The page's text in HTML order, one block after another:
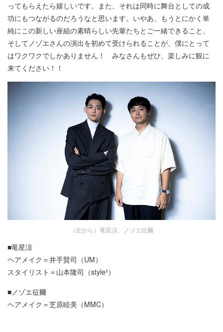
ってもらえたら嬉しいです。また、それは同時に舞台としての成
功にもつながるのだろうなと思います。いやあ、もうとにかく単
純にこの新しい座組の素晴らしい先輩たちとご一緒できること、
そしてノゾエさんの演出を初めて受けられることが、僕にとって
はワクワクでしかありません！ みなさんもぜひ、楽しみに観に
来てください！！
（左から）竜星涼、ノゾエ征爾
■竜星涼
ヘアメイク＝井手賢司（UM）
スタイリスト＝山本隆司（style³）
■ノゾエ征爾
ヘアメイク＝芝原睦美（MMC）